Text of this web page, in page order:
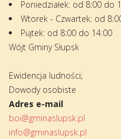
Poniedziałek: od 8:00 do
Wtorek - Czwartek: od
Piątek: od 8:00 do 14:00
Wójt Gminy Słupsk
Ewidencja ludności;
Dowody osobiste
Adres e-mail
boi@gminaslupsk.pl
info@gminaslupsk.pl